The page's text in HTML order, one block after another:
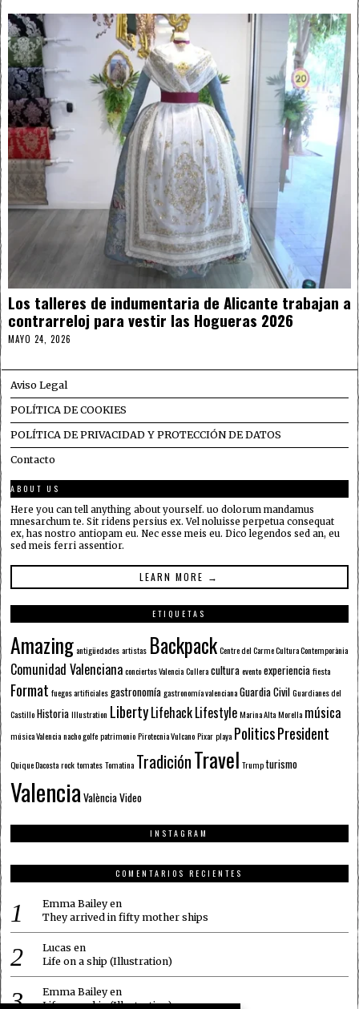
Los talleres de indumentaria de Alicante trabajan a
contrarreloj para vestir las Hogueras 2026
MAYO 24, 2026
Aviso Legal
POLÍTICA DE COOKIES
POLÍTICA DE PRIVACIDAD Y PROTECCIÓN DE DATOS
Contacto
ABOUT US
Here you can tell anything about yourself. uo dolorum mandamus
mnesarchum te. Sit ridens persius ex. Vel noluisse perpetua consequat
ex, has nostro antiopam eu. Nec esse meis eu. Dico legendos sed an, eu
sed meis ferri assentior.
LEARN MORE →
ETIQUETAS
Amazing antigüedades artistas Backpack Centre del Carme Cultura Contemporània
Comunidad Valenciana conciertos Valencia Cullera cultura evento experiencia fiesta
Format fuegos artificiales gastronomía gastronomía valenciana Guardia Civil Guardianes del
Castillo Historia Illustration LibertyLifehackLifestyle Marina Alta Morella música
música Valencia nacho golfe patrimonio Pirotecnia Vulcano Pixar playa PoliticsPresident
Quique Dacosta rock tomates Tomatina TradiciónTravel Trump turismo
Valencia ValènciaVideo
INSTAGRAM
COMENTARIOS RECIENTES
Emma Baileyen
They arrived in fifty mother ships
Lucas en
Life on a ship (Illustration)
Emma Baileyen
Life on a ship (Illustration)